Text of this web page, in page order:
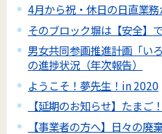
4月から祝・休日の日直業
そのブロック塀は【安全】
男女共同参画推進計画「い
の進捗状況（年次報告）
ようこそ！夢先生！in 2020
【延期のお知らせ】たまご
【事業者の方へ】日々の廃